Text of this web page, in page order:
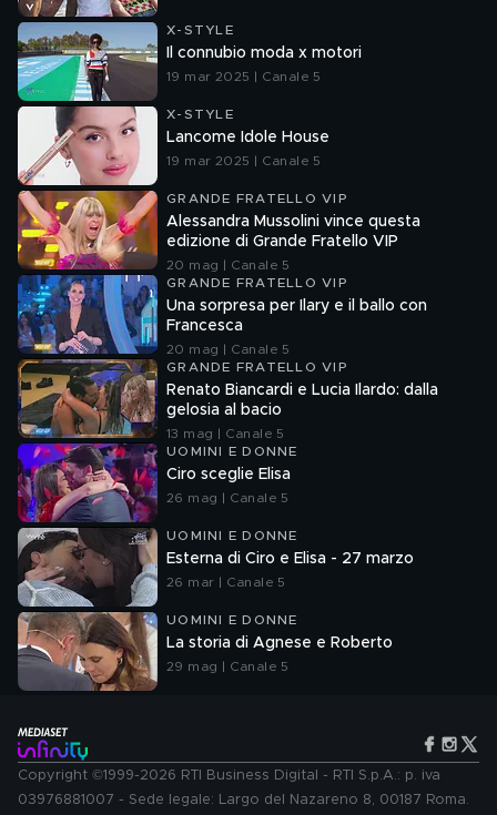
X-STYLE
Il connubio moda x motori
19 mar 2025 | Canale 5
X-STYLE
Lancome Idole House
19 mar 2025 | Canale 5
GRANDE FRATELLO VIP
Alessandra Mussolini vince questa
edizione di Grande Fratello VIP
20 mag | Canale 5
GRANDE FRATELLO VIP
Una sorpresa per Ilary e il ballo con
Francesca
20 mag | Canale 5
GRANDE FRATELLO VIP
Renato Biancardi e Lucia Ilardo: dalla
gelosia al bacio
13 mag | Canale 5
UOMINI E DONNE
Ciro sceglie Elisa
26 mag | Canale 5
UOMINI E DONNE
Esterna di Ciro e Elisa - 27 marzo
26 mar | Canale 5
UOMINI E DONNE
La storia di Agnese e Roberto
29 mag | Canale 5
Copyright ©1999-2026 RTI Business Digital - RTI S.p.A.: p. iva
03976881007 - Sede legale: Largo del Nazareno 8, 00187 Roma.